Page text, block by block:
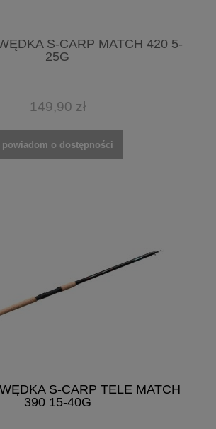
S-CARP MATCH 420 5-
25G
149,90 zł
powiadom o dostępności
S-CARP TELE MATCH
390 15-40G